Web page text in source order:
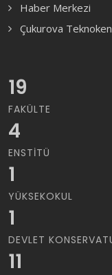
Haber Merkezi
Çukurova
19
FAKÜLTE
4
ENSTITÜ
1
YÜKSEKOKUL
1
DEVLET
11